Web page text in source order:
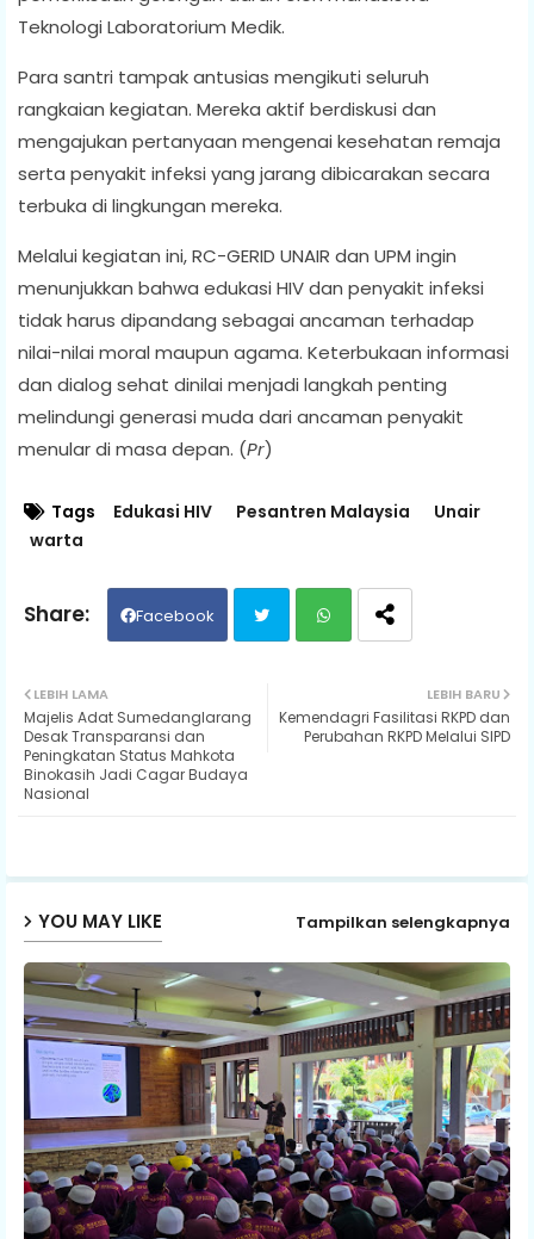
Teknologi Laboratorium Medik.
Para santri tampak antusias mengikuti seluruh
rangkaian kegiatan. Mereka aktif berdiskusi dan
mengajukan pertanyaan mengenai kesehatan remaja
serta penyakit infeksi yang jarang dibicarakan secara
terbuka di lingkungan mereka.
Melalui kegiatan ini, RC-GERID UNAIR dan UPM ingin
menunjukkan bahwa edukasi HIV dan penyakit infeksi
tidak harus dipandang sebagai ancaman terhadap
nilai-nilai moral maupun agama. Keterbukaan informasi
dan dialog sehat dinilai menjadi langkah penting
melindungi generasi muda dari ancaman penyakit
menular di masa depan. (Pr)
Tags Edukasi HIV Pesantren Malaysia
Unair
warta
Facebook
ats
LEBIH BARU
Kemendagri Fasilitasi RKPD dan
Perubahan RKPD Melalui SIPD
LEBIH LAMA
Majelis Adat Sumedanglarang
Desak Transparansi dan
Peningkatan Status Mahkota
Binokasih Jadi Cagar Budaya
Nasional
YOU MAY LIKE Tampilkan selengkapnya